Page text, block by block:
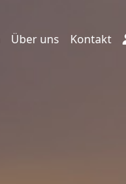
Über uns Kontakt